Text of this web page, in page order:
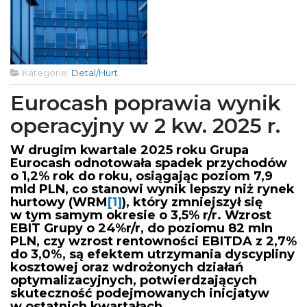
Kategorie: Detal/Hurt
Eurocash poprawia wynik
operacyjny w 2 kw. 2025 r.
W drugim kwartale 2025 roku Grupa
Eurocash odnotowała spadek przychodów
o 1,2% rok do roku, osiągając poziom 7,9
mld PLN, co stanowi wynik lepszy niż rynek
hurtowy (WRM[1]), który zmniejszył się
w tym samym okresie o 3,5% r/r. Wzrost
EBIT Grupy o 24%r/r, do poziomu 82 mln
PLN, czy wzrost rentowności EBITDA z 2,7%
do 3,0%, są efektem utrzymania dyscypliny
kosztowej oraz wdrożonych działań
optymalizacyjnych, potwierdzających
skuteczność podejmowanych inicjatyw